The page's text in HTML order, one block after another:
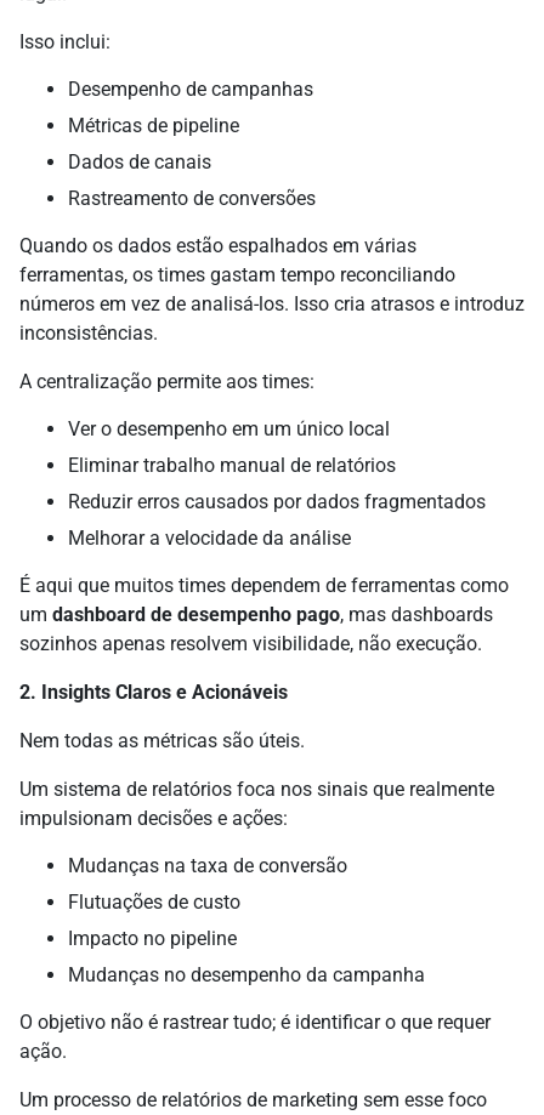
Isso inclui:
Desempenho de campanhas
Métricas de pipeline
Dados de canais
Rastreamento de conversões
Quando os dados estão espalhados em várias
ferramentas, os times gastam tempo reconciliando
números em vez de analisá-los. Isso cria atrasos e introduz
inconsistências.
A centralização permite aos times:
Ver o desempenho em um único local
Eliminar trabalho manual de relatórios
Reduzir erros causados por dados fragmentados
Melhorar a velocidade da análise
É aqui que muitos times dependem de ferramentas como
um dashboard de desempenho pago, mas dashboards
sozinhos apenas resolvem visibilidade, não execução.
2. Insights Claros e Acionáveis
Nem todas as métricas são úteis.
Um sistema de relatórios foca nos sinais que realmente
impulsionam decisões e ações:
Mudanças na taxa de conversão
Flutuações de custo
Impacto no pipeline
Mudanças no desempenho da campanha
O objetivo não é rastrear tudo; é identificar o que requer
ação.
Um processo de relatórios de marketing sem esse foco